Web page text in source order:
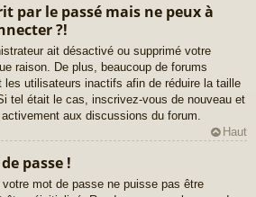
par le passé mais ne peux à
?!
ait désactivé ou supprimé votre
raison. De plus, beaucoup de forums
les utilisateurs inactifs afin de réduire la taille
tel était le cas, inscrivez-vous de nouveau et
aux discussions du forum.
Haut
passe !
mot de passe ne puisse pas être